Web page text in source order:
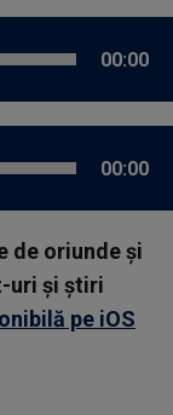
00:00
00:00
de oriunde și
uri și știri
pe iOS